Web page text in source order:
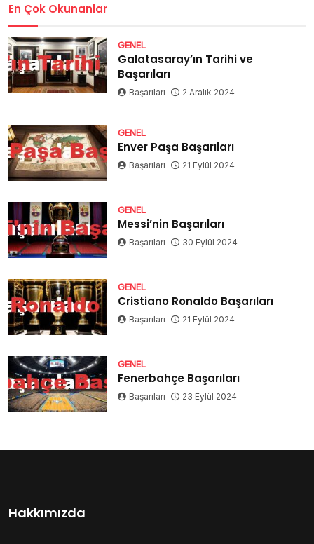
En Çok Okunanlar
GENEL
Galatasaray’ın Tarihi ve
Başarıları
Başarıları 2 Aralık 2024
GENEL
Enver Paşa Başarıları
Başarıları 21 Eylül 2024
GENEL
Messi’nin Başarıları
Başarıları 30 Eylül 2024
GENEL
Cristiano Ronaldo Başarıları
Başarıları 21 Eylül 2024
GENEL
Fenerbahçe Başarıları
Başarıları 23 Eylül 2024
Hakkımızda